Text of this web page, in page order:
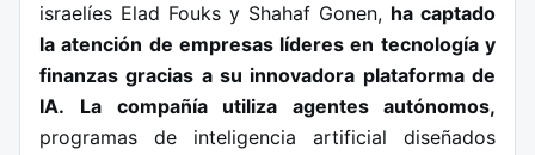
israelíes Elad Fouks y Shahaf Gonen, ha captado
la atención de empresas líderes en tecnología y
finanzas gracias a su innovadora plataforma de
IA.
La compañía utiliza agentes autónomos,
programas de inteligencia artificial diseñados